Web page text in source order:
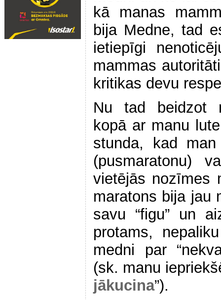
kā manas
bija Medne, tad
ietiepīgi
mammas
kritikas devu
Nu tad beidzot
kopā ar manu
stunda, kad
(pusmaratonu)
vietējās nozīmes
maratons bija jau
savu “figu” un
protams,
medni par
(sk. manu
jākucina”).